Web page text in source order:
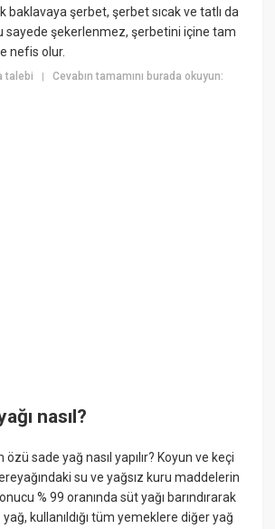
baklavaya şerbet, şerbet sıcak ve tatlı da
sayede şekerlenmez, şerbetini içine tam
nefis olur.
talebi |Cevabın tamamını burada okuyun:
nasıl?
özü sade yağ nasıl yapılır? Koyun ve keçi
su ve yağsız kuru maddelerin
% 99 oranında süt yağı barındırarak
kullanıldığı tüm yemeklere diğer yağ